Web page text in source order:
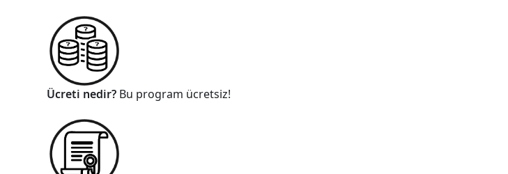
Ücreti nedir? Bu program ücretsiz!